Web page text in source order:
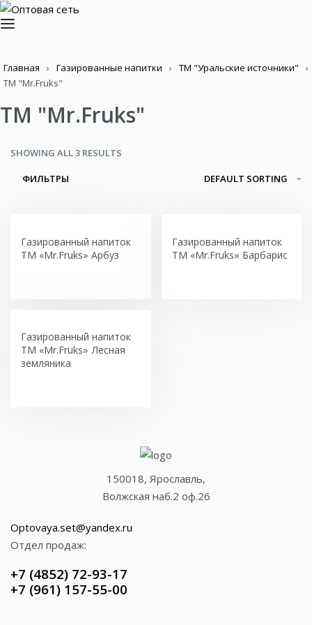
Главная › Газированные напитки › ТМ "Уральские источники"
›
ТМ "Mr.Fruks"
ТМ "Mr.Fruks"
SHOWING ALL 3 RESULTS
ФИЛЬТРЫ DEFAULT SORTING
Газированный напиток
ТМ «Mr.Fruks» Арбуз
Газированный напиток
ТМ «Mr.Fruks» Барбарис
Газированный напиток
ТМ «Mr.Fruks» Лесная
земляника
150018, Ярославль,
Волжская наб.2 оф.26
Optovaya.set@yandex.ru
Отдел продаж:
+7 (4852) 72-93-17
+7 (961) 157-55-00